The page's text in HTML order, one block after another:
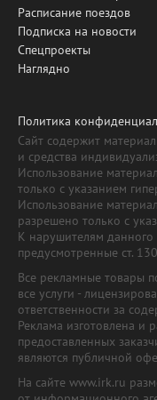
Расписание поездов
Подписка на новости
Спецпроекты
Наглядно
Политика
Сайт содержит
и средства
Использование
только с указанием
Использование
разрешено только с
К нарушителям
предусмотренные ст.
Все рекламные товары
все услуги -
ответственности за
Реклама изготовлена и
предоставленных
являются публичной
На сайте www.irk.ru